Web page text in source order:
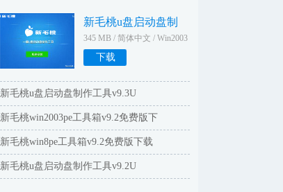
新毛桃u盘启动盘制
345 MB / 简体中文 / Win2003
WinXPWin2000Win9X
下载
新毛桃u盘启动盘制作工具v9.3U
新毛桃win2003pe工具箱v9.2免费版下
新毛桃win8pe工具箱v9.2免费版下载
新毛桃u盘启动盘制作工具v9.2U